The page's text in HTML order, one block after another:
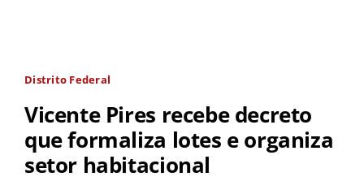
Distrito Federal
Vicente Pires recebe decreto
que formaliza lotes e organiza
setor habitacional